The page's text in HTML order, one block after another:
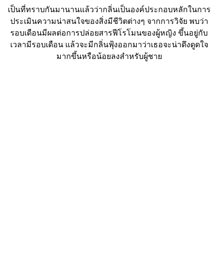
เป็นที่ทราบกันมานานแล้วว่ากลิ่นเป็นองค์ประกอบหลักในการ
ประเมินความน่าสนใจของสิ่งมีชีวิตต่างๆ จากการวิจัย พบว่า
รอบเดือนมีผลต่อการปล่อยสารฟีโรโมนของผู้หญิง ขึ้นอยู่กับ
เวลามีรอบเดือน แล้วจะมีกลิ่นฟุ้งออกมาว่าเธอจะน่าดึงดูดใจ
มากขึ้นหรือน้อยลงสำหรับผู้ชาย